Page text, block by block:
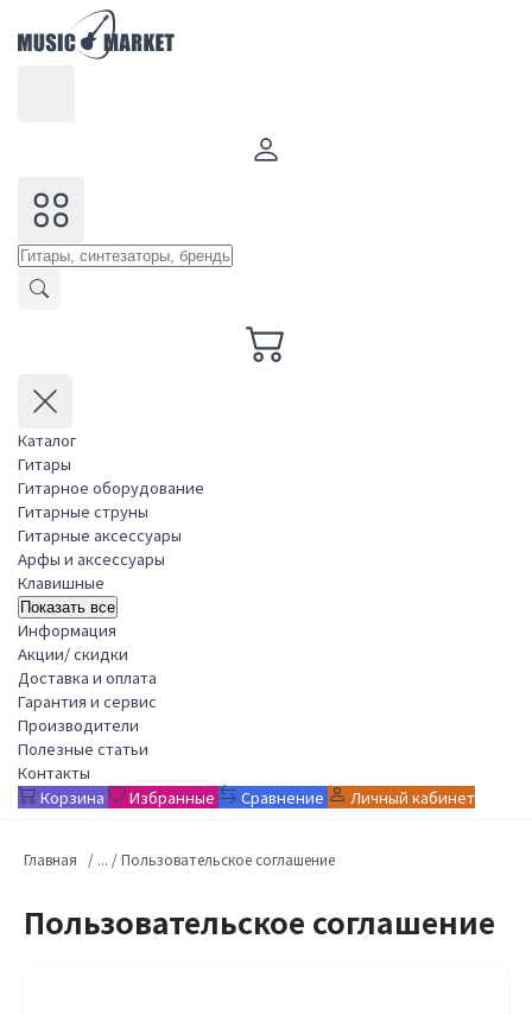
Каталог
Гитары
Гитарное оборудование
Гитарные струны
Гитарные аксессуары
Арфы и аксессуары
Клавишные
Показать все
Информация
Акции/ скидки
Доставка и оплата
Гарантия и сервис
Производители
Полезные статьи
Контакты
Корзина
Избранные Сравнение Личный кабинет
Главная Пользовательское соглашение
Пользовательское соглашение